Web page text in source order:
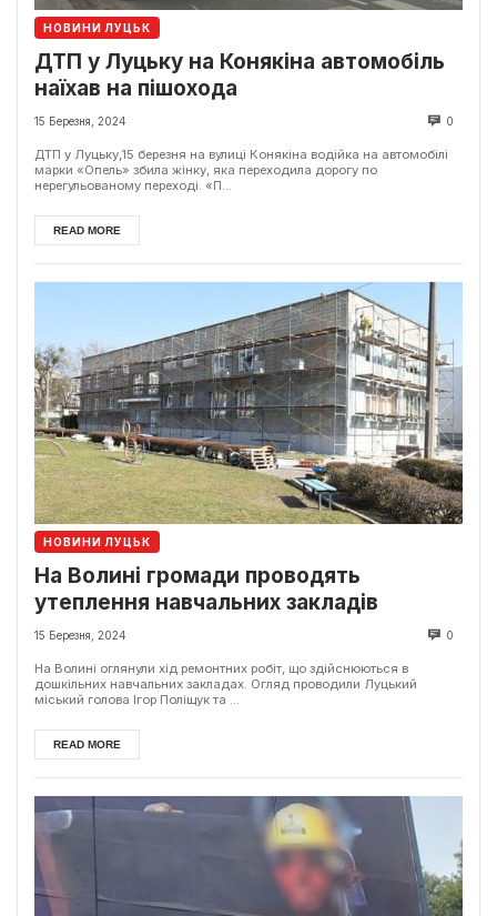
НОВИНИ ЛУЦЬК
ДТП у Луцьку на Конякіна автомобіль
наїхав на пішохода
15 Березня, 2024 0
ДТП у Луцьку,15 березня на вулиці Конякіна водійка на автомобілі
марки «Опель» збила жінку, яка переходила дорогу по
нерегульованому переході. «П...
READ MORE
НОВИНИ ЛУЦЬК
На Волині громади проводять
утеплення навчальних закладів
15 Березня, 2024 0
На Волині оглянули хід ремонтних робіт, що здійснюються в
дошкільних навчальних закладах. Огляд проводили Луцький
міський голова Ігор Поліщук та ...
READ MORE